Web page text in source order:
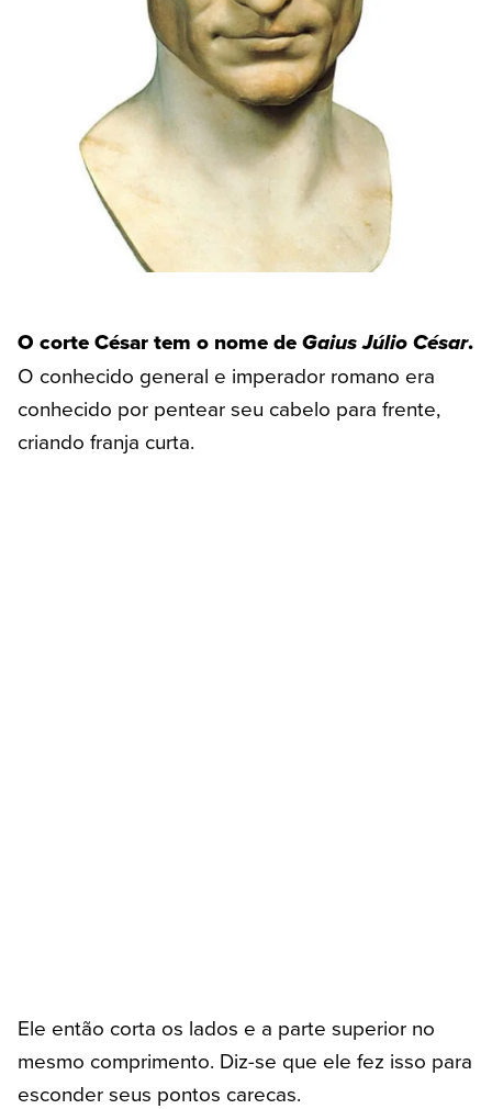
O corte César tem o nome deGaius Júlio César.
O conhecido general e imperador romano era
conhecido por pentear seu cabelo para frente,
criando franja curta.
Ele então corta os lados e a parte superior no
mesmo comprimento. Diz-se que ele fez isso para
esconder seus pontos carecas.